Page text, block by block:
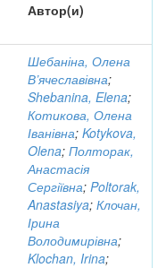
Автор(и)
Шебаніна, Олена
В’ячеславівна;
Shebanina, Elena;
Котикова, Олена
Іванівна; Kotykova,
Olena; Полторак,
Анастасія
Сергіївна; Poltorak,
Anastasiya; Клочан,
Ірина
Володимирівна;
Klochan, Irina;